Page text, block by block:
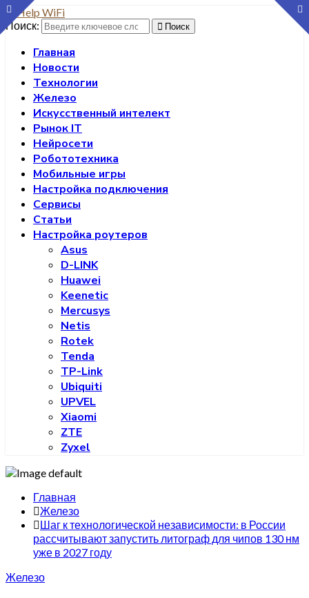
Поиск: Поиск
Главная
Новости
Технологии
Железо
Искусственный интелект
Рынок IT
Нейросети
Робототехника
Мобильные игры
Настройка подключения
Сервисы
Статьи
Настройка роутеров
Asus
D-LINK
Huawei
Keenetic
Mercusys
Netis
Rotek
Tenda
TP-Link
Ubiquiti
UPVEL
Xiaomi
ZTE
Zyxel
Главная
Железо
Шаг к технологической независимости: в России
рассчитывают запустить литограф для чипов 130 нм
уже в 2027 году
Железо